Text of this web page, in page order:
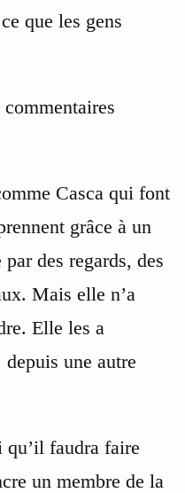
que les gens
Casca qui font
grâce à un
des regards, des
Mais elle n’a
Elle les a
une autre
faudra faire
un membre de la